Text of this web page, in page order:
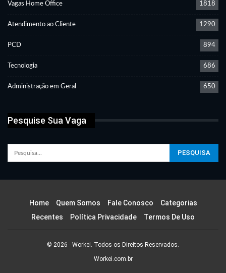
Vagas Home Office 1818
Atendimento ao Cliente 1290
PCD 894
Tecnologia 686
Administração em Geral 650
Pesquise Sua Vaga
Home Quem Somos Fale Conosco
Categorias
Recentes
Política Privacidade Termos De Uso
© 2026 - Workei. Todos os Direitos Reservados.
Workei.com.br